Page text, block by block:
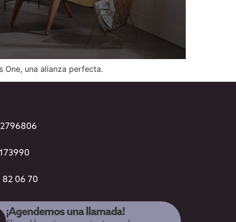
One, una alianza perfecta.
06 70
¡Agendemos una llamada!